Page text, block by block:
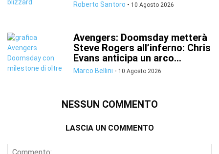
Roberto Santoro - 10 Agosto 2026
Avengers: Doomsday metterà
Steve Rogers all’inferno: Chris
Evans anticipa un arco...
Marco Bellini - 10 Agosto 2026
NESSUN COMMENTO
LASCIA UN COMMENTO